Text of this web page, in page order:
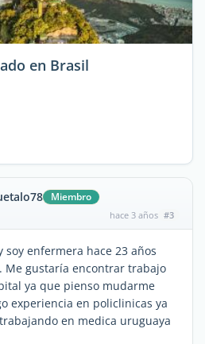
en Brasil
Miembro
hace 3 años #3
soy enfermera hace 23 años
Me gustaría encontrar trabajo
ya que pienso mudarme
experiencia en policlinicas ya
en medica uruguaya